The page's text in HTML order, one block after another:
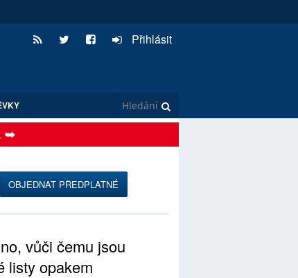
Přihlásit
OBJEDNAT PŘEDPLATNÉ
vůči čemu jsou
listy opakem